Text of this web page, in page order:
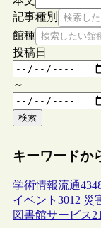
記事種別
検索し
館種 検索したい館
投稿日
～
検索
キーワードか
学術情報流通
イベント 3012 災
図書館サービス